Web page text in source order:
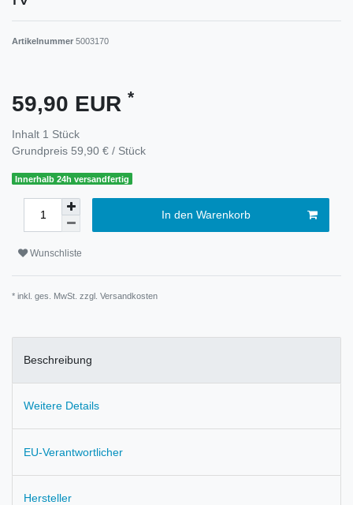
Artikelnummer 5003170
59,90 EUR *
Inhalt 1 Stück
Grundpreis 59,90 € / Stück
Innerhalb 24h versandfertig
In den Warenkorb
Wunschliste
* inkl. ges. MwSt. zzgl. Versandkosten
Beschreibung
Weitere Details
EU-Verantwortlicher
Hersteller